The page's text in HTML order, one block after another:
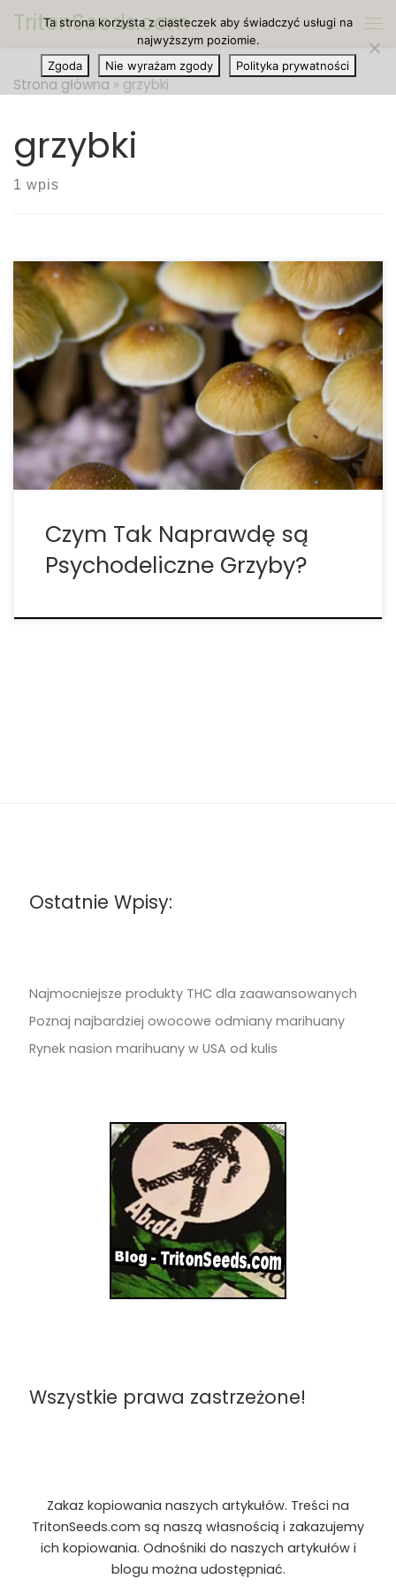
Przejdź do treści
TritonSeeds.com
Strona główna » grzybki
grzybki
1 wpis
Grzyby psychodeliczne – znane również jako
magiczne grzybki naturalnie zawierają psylocybinę i
psylocynę. Związki te aktywują określone receptory
serotoniny w mózgu, powodując zmiany nastroju,
myśli, uczuć lub zachowania. Niewiarygodne, że na
wszystkich kontynentach z wyjątkiem Antarktydy
rośnie dziko aż 200 […]
Czym Tak Naprawdę są
Psychodeliczne Grzyby?
Ostatnie Wpisy:
Najmocniejsze produkty THC dla zaawansowanych
Poznaj najbardziej owocowe odmiany marihuany
Rynek nasion marihuany w USA od kulis
Wszystkie prawa zastrzeżone!
Zakaz kopiowania naszych artykułów. Treści na
TritonSeeds.com są naszą własnością i zakazujemy
ich kopiowania. Odnośniki do naszych artykułów i
blogu można udostępniać.
Ta strona korzysta z ciasteczek aby świadczyć usługi na
najwyższym poziomie.
Zgoda
Nie wyrażam zgody Polityka prywatności